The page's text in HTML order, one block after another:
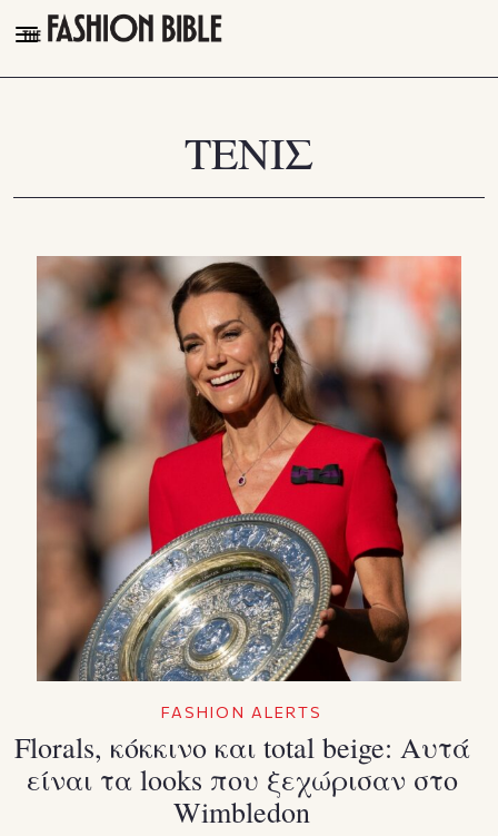
THE FASHION BIBLE
PLEASURES
VIDEOS
FOLLOW
Facebook
Instagram
Youtube
TikTok
X(Twitter)
ΤΕΝΙΣ
FASHION ALERTS
Florals, κόκκινο και total beige: Αυτά
είναι τα looks που ξεχώρισαν στο
Wimbledon